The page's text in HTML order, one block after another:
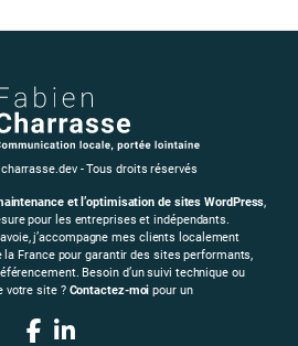
- Tous droits réservés
et l’optimisation de sites WordPress,
pour les entreprises et indépendants.
j’accompagne mes clients localement
la France pour garantir des sites performants,
Besoin d’un suivi technique ou
votre site ? Contactez-moi pour un